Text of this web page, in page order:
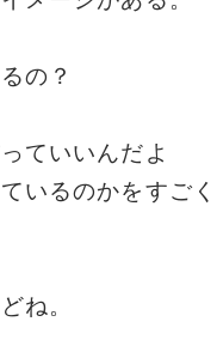
の？
ていいんだよ
いるのかをすごく
ね。